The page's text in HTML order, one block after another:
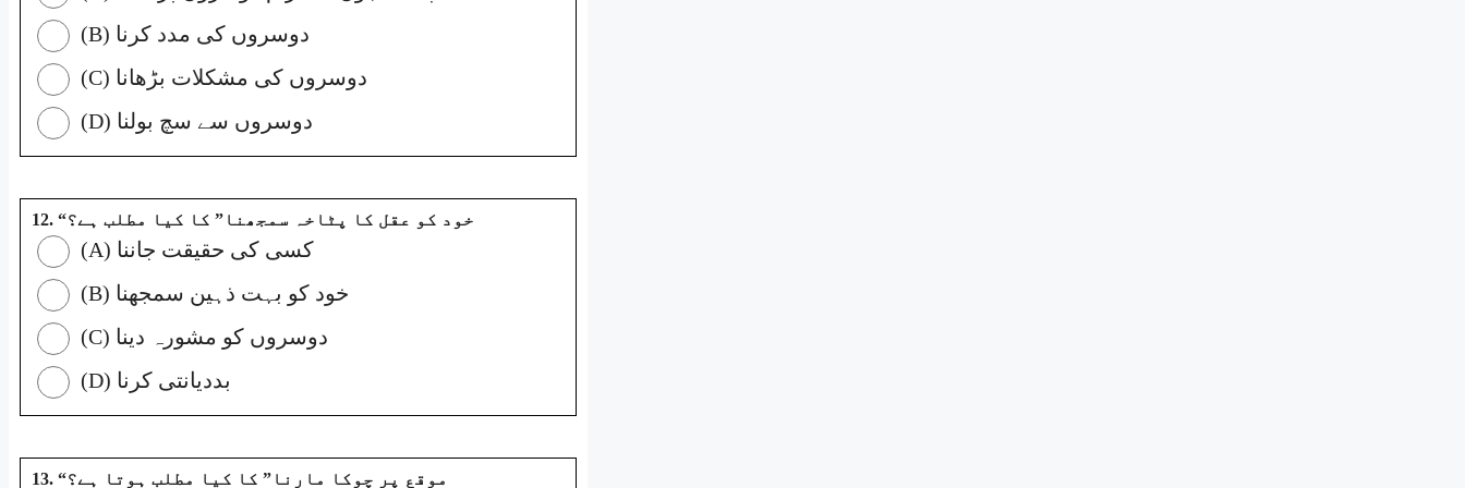
(B) دوسروں کی مدد کرنا
(C) دوسروں کی مشکلات بڑھانا
(D) دوسروں سے سچ بولنا
12. “خود کو عقل کا پٹاخہ سمجھنا” کا کیا مطلب ہے؟
(A) کسی کی حقیقت جاننا
(B) خود کو بہت ذہین سمجھنا
(C) دوسروں کو مشورہ دینا
(D) بددیانتی کرنا
13. “موقع پر چوکا مارنا” کا کیا مطلب ہوتا ہے؟